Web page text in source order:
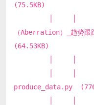
(75.5KB)
│ │ │
（Aberration）_趋势跟
(64.53KB)
│ │ │
│ │
produce_data.py
│ │